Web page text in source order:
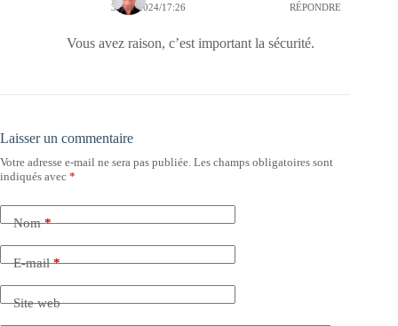
30/05/2024/17:26 RÉPONDRE
Vous avez raison, c’est important la sécurité.
Laisser un commentaire
Votre adresse e-mail ne sera pas publiée. Les champs obligatoires sont
indiqués avec *
Nom*
E-mail*
Site web